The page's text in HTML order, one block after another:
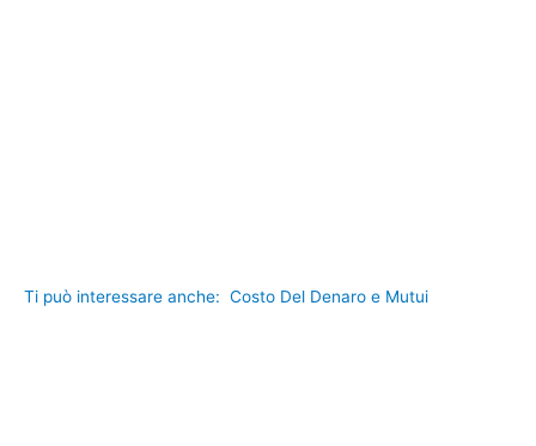
Ti può interessare anche: Costo Del Denaro e Mutui